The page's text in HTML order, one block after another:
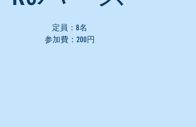
定員：8名
参加費：200円